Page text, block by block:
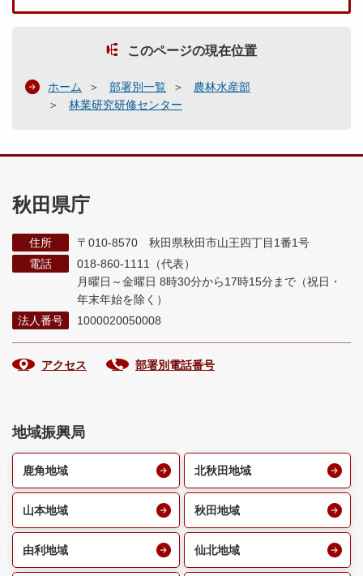
このページの現在位置
ホーム 部署別一覧
農林水産部
林業研究研修センター
秋田県庁
住所
〒010-8570 秋田県秋田市山王四丁目1番1号
電話
018-860-1111（代表）
月曜日～金曜日 8時30分から17時15分まで （祝日・
年末年始を除く）
法人番号
1000020050008
アクセス 部署別電話番号
地域振興局
鹿角地域 北秋田地域
山本地域 秋田地域
由利地域 仙北地域